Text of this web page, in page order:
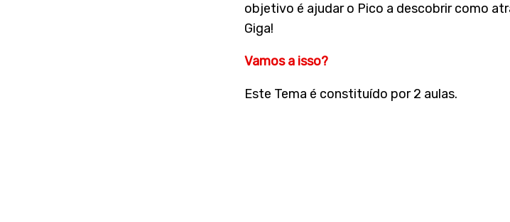
objetivo é ajudar o Pico a descobrir como
Giga!
Vamos a isso?
Este Tema é constituído por 2 aulas.